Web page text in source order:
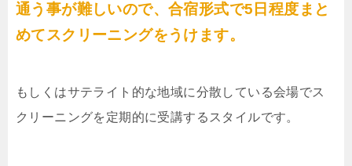
通う事が難しいので、合宿形式で5日程度まと
めてスクリーニングをうけます。
もしくはサテライト的な地域に分散している会場でス
クリーニングを定期的に受講するスタイルです。